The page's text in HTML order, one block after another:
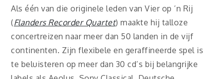
Als één van die originele leden van Vier op ’n Rij
(Flanders Recorder Quartet) maakte hij talloze
concertreizen naar meer dan 50 landen in de vijf
continenten. Zijn flexibele en geraffineerde spel is
te beluisteren op meer dan 30 cd’s bij belangrijke